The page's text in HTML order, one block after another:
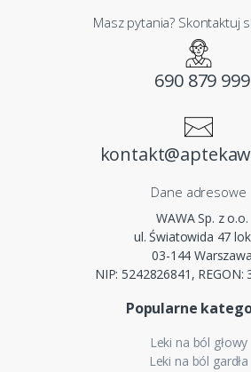
Masz pytania? Skontaktuj
690 879 999
Dane adresowe
WAWA Sp. z o.o.
ul. Światowida 47
03-144 Warszawa
NIP: 5242826841, REGON:
Popularne
Leki na ból głowy
Leki na ból gardła